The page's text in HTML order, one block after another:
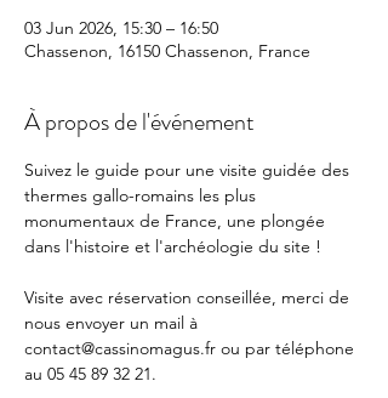
03 Jun 2026, 15:30 – 16:50
Chassenon, 16150 Chassenon, France
À propos de l'événement
Suivez le guide pour une visite guidée des
thermes gallo-romains les plus
monumentaux de France, une plongée
dans l'histoire et l'archéologie du site !
Visite avec réservation conseillée, merci de
nous envoyer un mail à
contact@cassinomagus.fr ou par téléphone
au 05 45 89 32 21.